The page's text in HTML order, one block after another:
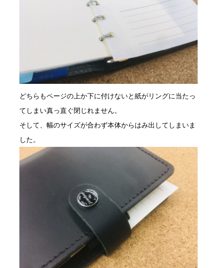
どちらもページの上か下に付けないと紙がリングに当たっ
てしまい真っ直ぐ閉じれません。
そして、幅のサイズが合わず本体からはみ出してしまいま
した。